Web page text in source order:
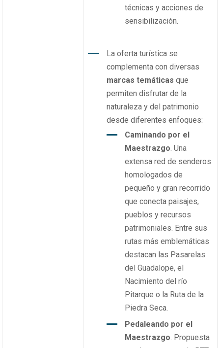
técnicas y acciones de
sensibilización.
La oferta turística se
complementa con diversas
marcas temáticas que
permiten disfrutar de la
naturaleza y del patrimonio
desde diferentes enfoques:
Caminando por el
Maestrazgo. Una
extensa red de senderos
homologados de
pequeño y gran recorrido
que conecta paisajes,
pueblos y recursos
patrimoniales. Entre sus
rutas más emblemáticas
destacan las Pasarelas
del Guadalope, el
Nacimiento del río
Pitarque o la Ruta de la
Piedra Seca.
Pedaleando por el
Maestrazgo. Propuesta